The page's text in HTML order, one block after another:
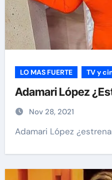
LO MAS FUERTE TV y
Adamari López
Nov 28, 2021
Adamari López